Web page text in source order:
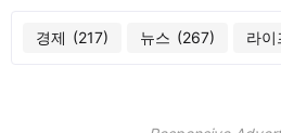
경제 (217) 뉴스 (267) 라이